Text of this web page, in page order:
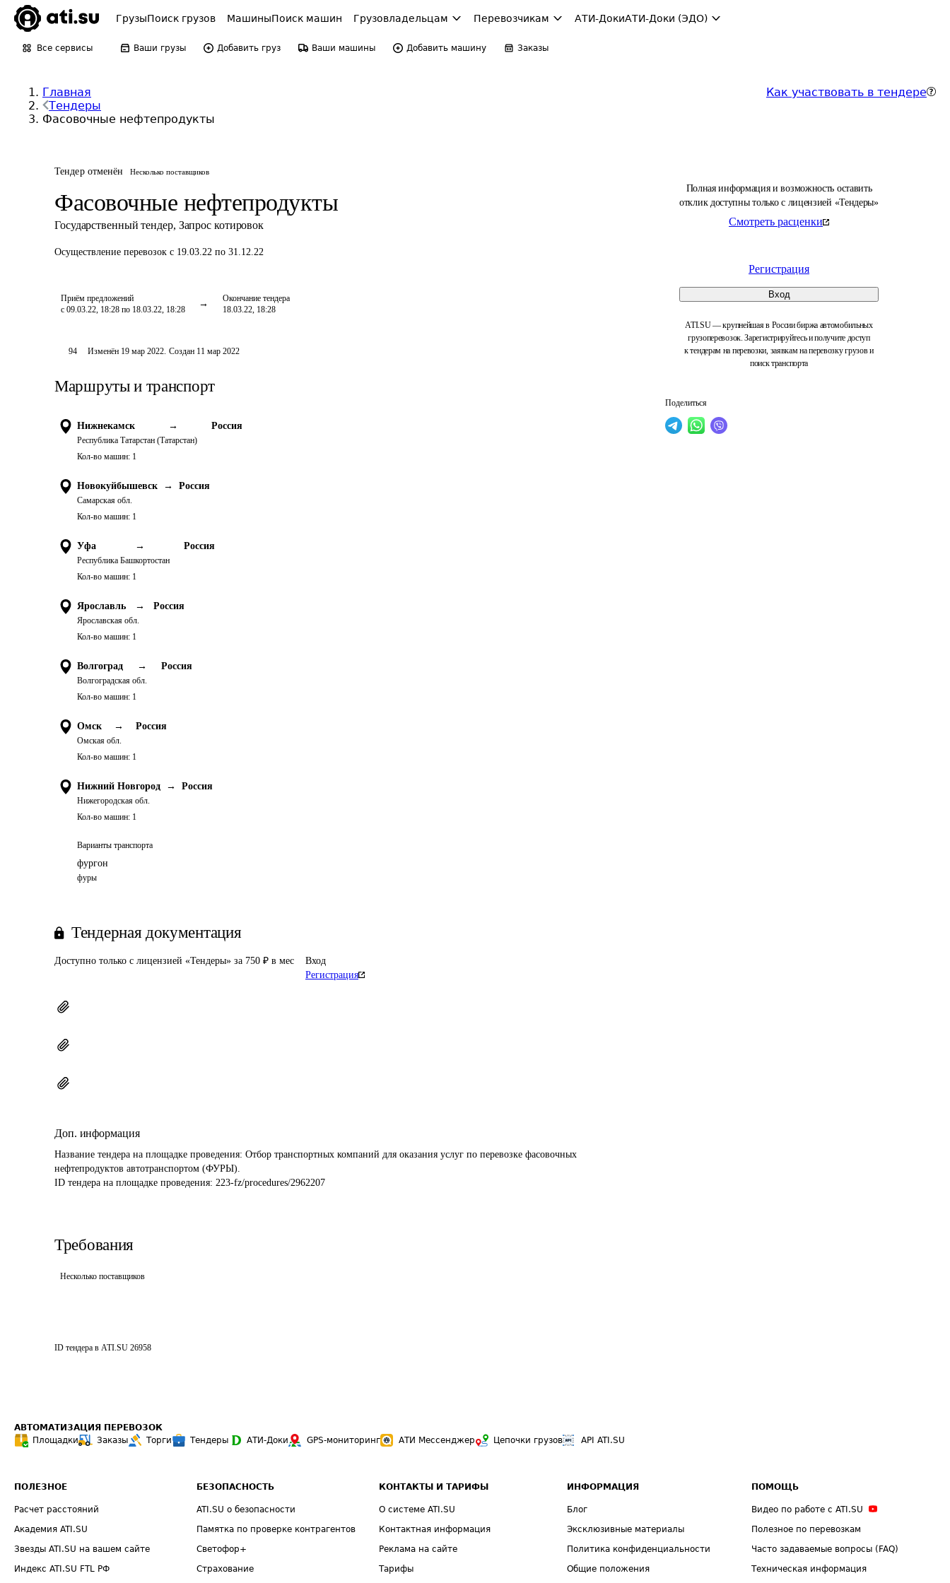
ГрузыПоиск грузов МашиныПоиск машин Грузовладельцам Перевозчикам АТИ-ДокиАТИ-Доки (ЭДО)
Все сервисы Ваши грузы Добавить груз Ваши машины Добавить машину Заказы
Главная
Тендеры
Фасовочные нефтепродукты
Как участвовать в тендере
Тендер отменён Несколько поставщиков
Фасовочные нефтепродукты
Государственный тендер, Запрос котировок
Осуществление перевозок с 19.03.22 по 31.12.22
Приём предложений
с 09.03.22, 18:28 по 18.03.22, 18:28
Окончание тендера
18.03.22, 18:28
Полная информация и возможность оставить
отклик доступны только с лицензией «Тендеры»
Смотреть расценки
Регистрация
Вход
ATI.SU — крупнейшая в России биржа автомобильных
грузоперевозок. Зарегистрируйтесь и получите доступ
к тендерам на перевозки, заявкам на перевозку грузов и
поиск транспорта
Поделиться
94 Изменён 19 мар 2022. Создан 11 мар 2022
Маршруты и транспорт
Нижнекамск →
Республика Татарстан (Татарстан)
Россия
Кол-во машин: 1
Новокуйбышевск →
Самарская обл.
Россия
Кол-во машин: 1
Уфа →
Республика Башкортостан
Россия
Кол-во машин: 1
Ярославль →
Ярославская обл.
Россия
Кол-во машин: 1
Волгоград →
Волгоградская обл.
Россия
Кол-во машин: 1
Омск →
Омская обл.
Россия
Кол-во машин: 1
Нижний Новгород →
Нижегородская обл.
Россия
Кол-во машин: 1
Варианты транспорта
фургон
фуры
Тендерная документация
Доступно только с лицензией «Тендеры» за 750 ₽ в мес
Вход
Регистрация
Доп. информация
Название тендера на площадке проведения: Отбор транспортных компаний для оказания услуг по перевозке фасовочных
нефтепродуктов автотранспортом (ФУРЫ).
ID тендера на площадке проведения: 223-fz/procedures/2962207
Требования
Несколько поставщиков
ID тендера в ATI.SU 26958
АВТОМАТИЗАЦИЯ ПЕРЕВОЗОК
Площадки
Заказы Торги Тендеры АТИ-Доки GPS-мониторинг АТИ Мессенджер Цепочки грузов API ATI.SU
ПОЛЕЗНОЕ
Расчет расстояний
Академия ATI.SU
Звезды ATI.SU на вашем сайте
Индекс ATI.SU FTL РФ
БЕЗОПАСНОСТЬ
ATI.SU о безопасности
Памятка по проверке контрагентов
Светофор+
Страхование
КОНТАКТЫ И ТАРИФЫ
О системе ATI.SU
Контактная информация
Реклама на сайте
Тарифы
ИНФОРМАЦИЯ
Блог
Эксклюзивные материалы
Политика конфиденциальности
Общие положения
ПОМОЩЬ
Видео по работе с ATI.SU
Полезное по перевозкам
Часто задаваемые вопросы (FAQ)
Техническая информация